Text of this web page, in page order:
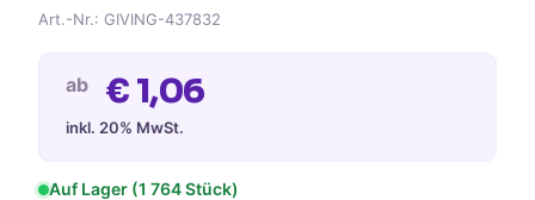
Art.-Nr.: GIVING-437832
ab € 1,06
inkl. 20% MwSt.
Auf Lager (1 764Stück)